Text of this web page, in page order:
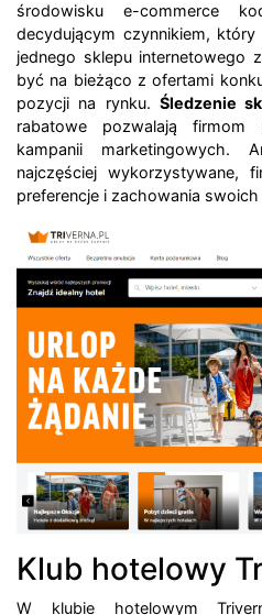
środowisku e-commerce
decydującym czynnikiem,
jednego sklepu internetowego
być na bieżąco z ofertami
pozycji na rynku. Śledzenie
rabatowe pozwalają firmom
kampanii marketingowych.
najczęściej wykorzystywane,
preferencje i zachowania swoich
Klub hotelowy
W klubie hotelowym